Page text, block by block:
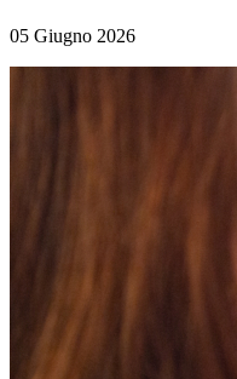
05 Giugno 2026